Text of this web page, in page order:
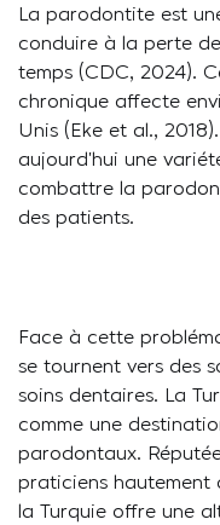
La parodontite est
conduire à la perte
temps (CDC, 2024).
chronique affecte
Unis (Eke et al.,
aujourd’hui une
combattre la
des patients.
Face à cette
se tournent vers des
soins dentaires. La
comme une
parodontaux.
praticiens hautement
la Turquie offre une